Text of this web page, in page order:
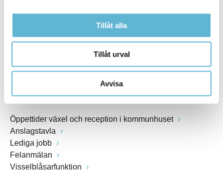
Tillåt alla
Tillåt urval
Avvisa
www.bromolla.se
Växel: 0456-82 20 00
Öppettider växel och reception i kommunhuset
Anslagstavla
Lediga jobb
Felanmälan
Visselblåsarfunktion